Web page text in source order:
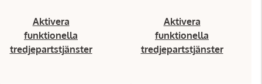
Aktivera
funktionella
tredjepartstjänster
Aktivera
funktionella
tredjepartstjänster